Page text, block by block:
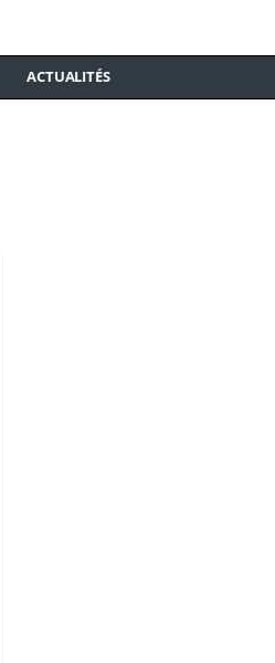
ACTUALITÉS